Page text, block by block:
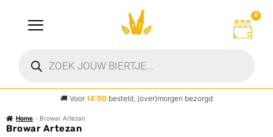
0
🚚 Voor 14:00 besteld, (over)morgen bezorgd
Home Browar Artezan
Browar Artezan